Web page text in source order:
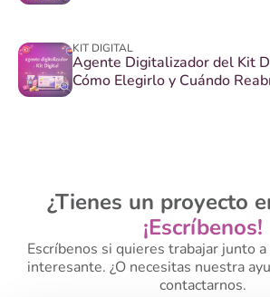
KIT DIGITAL
Agente Digitalizador del Kit
Cómo Elegirlo y Cuándo
¿Tienes un proyecto
¡Escríbenos!
Escríbenos si quieres trabajar junto
interesante. ¿O necesitas nuestra
contactarnos.